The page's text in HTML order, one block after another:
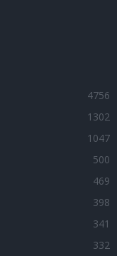
4756
1302
1047
500
469
398
341
332